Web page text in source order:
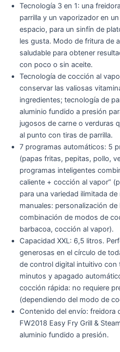
Tecnología 3 en 1: una
parrilla y un vaporizador en
espacio, para un sinfín de
les gusta. Modo de fritura de
saludable para obtener
con poco o sin aceite.
Tecnología de cocción al
conservar las valiosas
ingredientes; tecnología de
aluminio fundido a presión
jugosos de carne o verduras
al punto con tiras de parrilla.
7 programas automáticos: 5
(papas fritas, pepitas, pollo,
programas inteligentes
caliente + cocción al vapor”
para una variedad ilimitada
manuales: personalización
combinación de modos de
barbacoa, cocción al vapor).
Capacidad XXL: 6,5 litros.
generosas en el círculo de
de control digital intuitivo con
minutos y apagado
cocción rápida: no requiere
(dependiendo del modo de
Contenido del envío: freidora
FW2018 Easy Fry Grill &
aluminio fundido a presión.